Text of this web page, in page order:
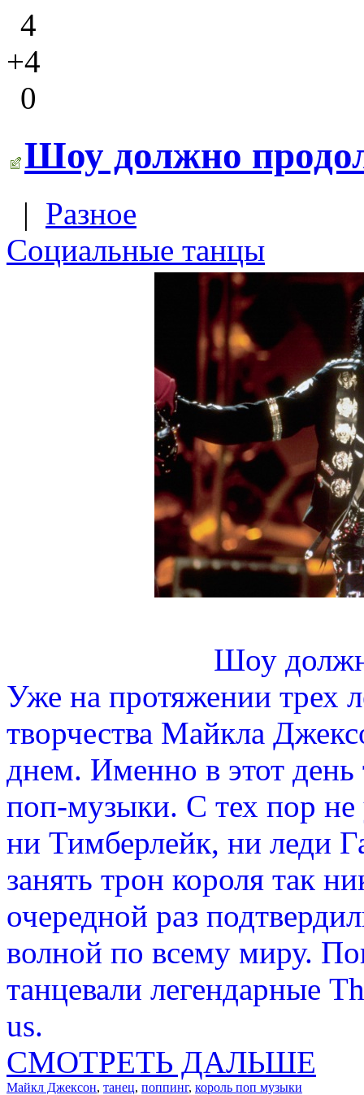
4
+4
0
Шоу должно
| Разное
Социальные танцы
Шоу
Уже на протяжении трех
творчества Майкла
днем. Именно в этот день
поп-музыки. С тех пор не
ни Тимберлейк, ни леди
занять трон короля так
очередной раз
волной по всему миру.
танцевали легендарные
us.
СМОТРЕТЬ ДАЛЬШЕ
Майкл Джексон, танец, поппинг, король поп музыки